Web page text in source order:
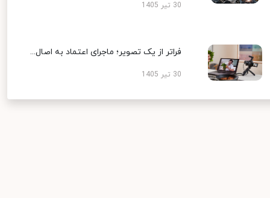
30 تیر 1405
فراتر از یک تصویر؛ ماجرای اعتماد به اصال...
30 تیر 1405